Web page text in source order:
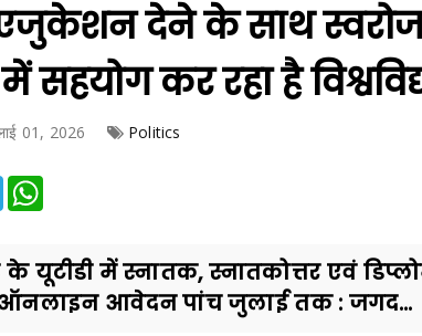
देने के साथ
कर रहा है
01, 2026 Politics
Telegram
यूटीडी में स्नातक, स्नातकोत्तर एवं
आवेदन पांच जुलाई तक : जगद...